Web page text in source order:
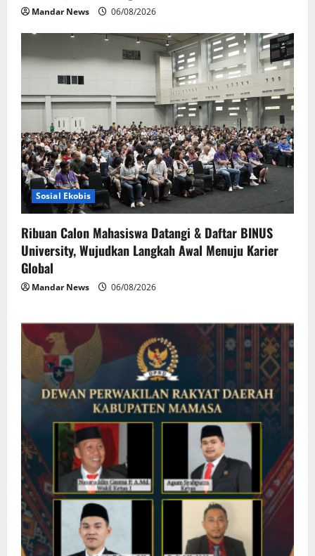
Mandar News 06/08/2026
Sosial Ekobis
Ribuan Calon Mahasiswa Datangi & Daftar BINUS
University, Wujudkan Langkah Awal Menuju Karier
Global
Mandar News 06/08/2026